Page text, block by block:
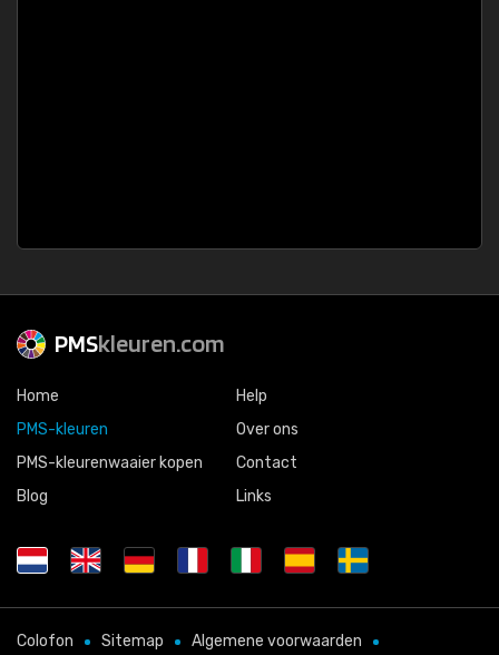
PMSkleuren.com
Home
PMS-kleuren
PMS-kleurenwaaier kopen
Blog
Help
Over ons
Contact
Links
Colofon Sitemap Algemene voorwaarden